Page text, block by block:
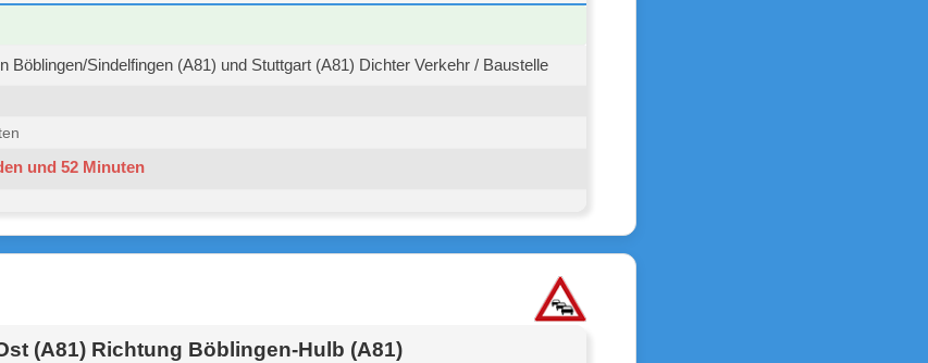
Böblingen/Sindelfingen (A81) und Stuttgart (A81) Dichter Verkehr / Baustelle
und 52 Minuten
(A81) Richtung Böblingen-Hulb (A81)